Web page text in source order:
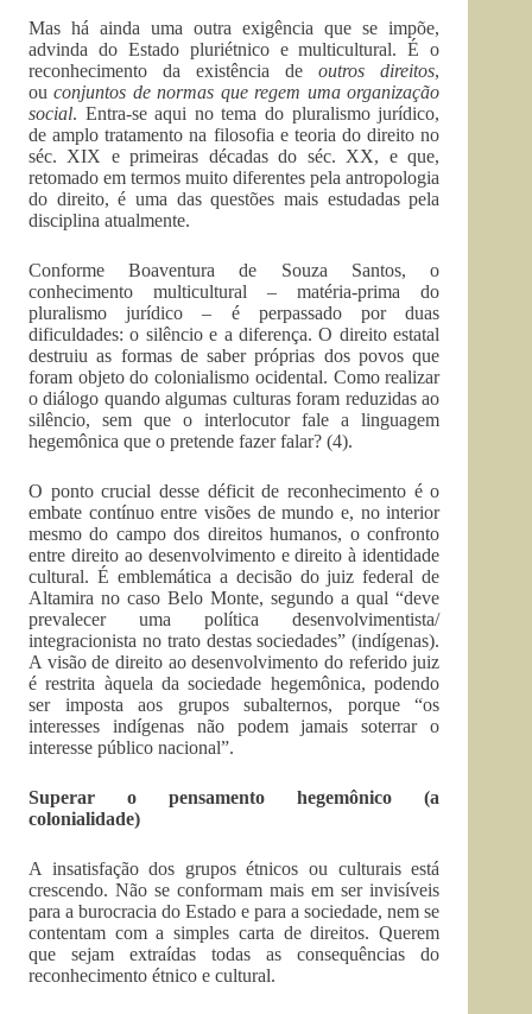
Mas há ainda uma outra exigência que se impõe,
advinda do Estado pluriétnico e multicultural. É o
reconhecimento da existência deoutros direitos,
ouconjuntos de normas que regem uma organização
social. Entra-se aqui no tema do pluralismo jurídico,
de amplo tratamento na filosofia e teoria do direito no
séc. XIX e primeiras décadas do séc. XX, e que,
retomado em termos muito diferentes pela antropologia
do direito, é uma das questões mais estudadas pela
disciplina atualmente.
Conforme Boaventura de Souza Santos, o
conhecimento multicultural – matéria-prima do
pluralismo jurídico – é perpassado por duas
dificuldades: o silêncio e a diferença. O direito estatal
destruiu as formas de saber próprias dos povos que
foram objeto do colonialismo ocidental. Como realizar
o diálogo quando algumas culturas foram reduzidas ao
silêncio, sem que o interlocutor fale a linguagem
hegemônica que o pretende fazer falar? (4).
O ponto crucial desse déficit de reconhecimento é o
embate contínuo entre visões de mundo e, no interior
mesmo do campo dos direitos humanos, o confronto
entre direito ao desenvolvimento e direito à identidade
cultural. É emblemática a decisão do juiz federal de
Altamira no caso Belo Monte, segundo a qual “deve
prevalecer uma política desenvolvimentista/
integracionista no trato destas sociedades” (indígenas).
A visão de direito ao desenvolvimento do referido juiz
é restrita àquela da sociedade hegemônica, podendo
ser imposta aos grupos subalternos, porque “os
interesses indígenas não podem jamais soterrar o
interesse público nacional”.
Superar o pensamento hegemônico (a
colonialidade)
A insatisfação dos grupos étnicos ou culturais está
crescendo. Não se conformam mais em ser invisíveis
para a burocracia do Estado e para a sociedade, nem se
contentam com a simples carta de direitos. Querem
que sejam extraídas todas as consequências do
reconhecimento étnico e cultural.